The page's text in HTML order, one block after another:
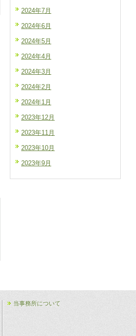
2024年7月
2024年6月
2024年5月
2024年4月
2024年3月
2024年2月
2024年1月
2023年12月
2023年11月
2023年10月
2023年9月
当事務所について